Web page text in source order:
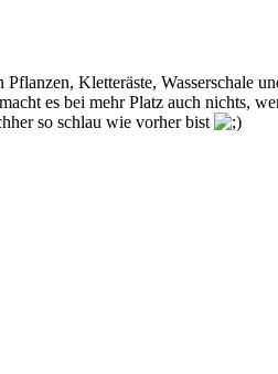
Kletteräste, Wasserschale
es bei mehr Platz auch nichts,
so schlau wie vorher bist